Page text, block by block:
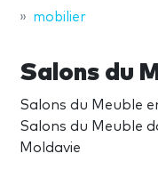
mobilier
Salons du
Salons du Meuble
Salons du Meuble
Moldavie